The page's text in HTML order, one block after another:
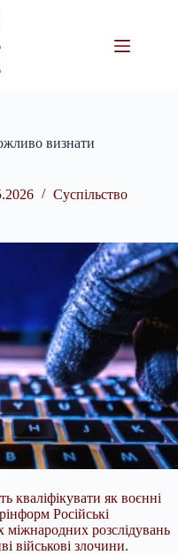
визнати
Суспільство
кваліфікувати як воєнні
Російські
міжнародних розслідувань
військові злочини.